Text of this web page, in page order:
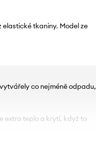
elastické tkaniny. Model ze
co nejméně odpadu,
extra teplo a krytí, když to